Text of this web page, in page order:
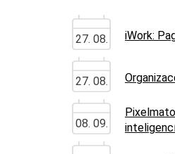
27. 08. iWork:
27. 08.
08. 09.